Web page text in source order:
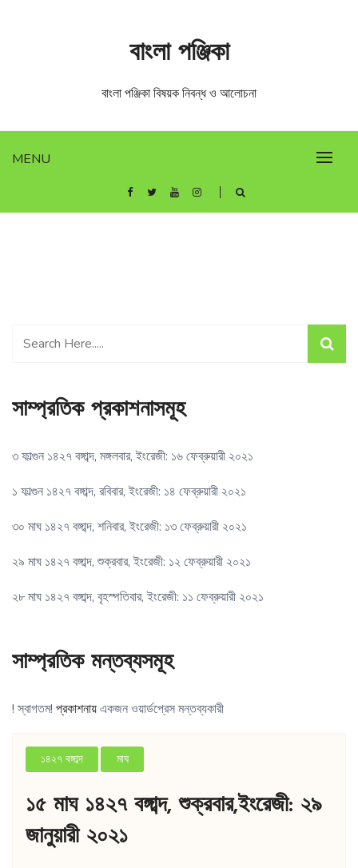
MENU
বাংলা পঞ্জিকা
বাংলা পঞ্জিকা বিষয়ক নিবন্ধ ও আলোচনা
১৪২৭ বঙ্গাব্দ মাঘ
১৫ মাঘ ১৪২৭ বঙ্গাব্দ, শুক্রবার,ইংরেজী: ২৯
জানুয়ারী ২০২১
সাম্প্রতিক প্রকাশনাসমূহ
৩ ফাল্গুন ১৪২৭ বঙ্গাব্দ, মঙ্গলবার, ইংরেজী: ১৬ ফেব্রুয়ারী ২০২১
১ ফাল্গুন ১৪২৭ বঙ্গাব্দ, রবিবার, ইংরেজী: ১৪ ফেব্রুয়ারী ২০২১
৩০ মাঘ ১৪২৭ বঙ্গাব্দ, শনিবার, ইংরেজী: ১৩ ফেব্রুয়ারী ২০২১
২৯ মাঘ ১৪২৭ বঙ্গাব্দ, শুক্রবার, ইংরেজী: ১২ ফেব্রুয়ারী ২০২১
২৮ মাঘ ১৪২৭ বঙ্গাব্দ, বৃহস্পতিবার, ইংরেজী: ১১ ফেব্রুয়ারী ২০২১
সাম্প্রতিক মন্তব্যসমূহ
! স্বাগতম! প্রকাশনায়একজন ওয়ার্ডপ্রেস মন্তব্যকারী